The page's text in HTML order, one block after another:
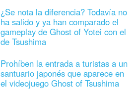
¿Se nota la diferencia? Todavía no
ha salido y ya han comparado el
gameplay de Ghost of Yotei con el
de Tsushima
Prohíben la entrada a turistas a un
santuario japonés que aparece en
el videojuego Ghost of Tsushima